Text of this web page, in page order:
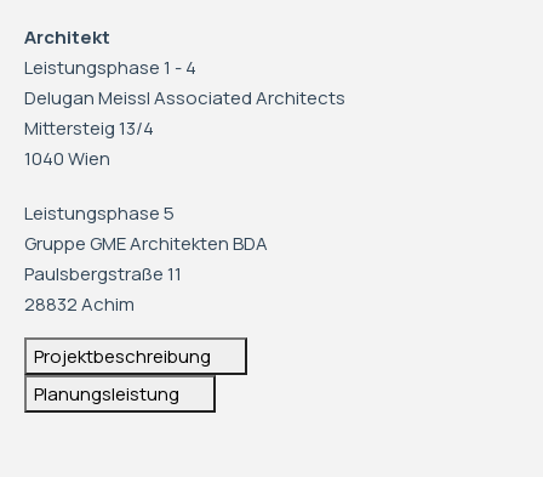
Architekt
Leistungsphase 1 - 4
Delugan Meissl Associated Architects
Mittersteig 13/4
1040 Wien
Leistungsphase 5
Gruppe GME Architekten BDA
Paulsbergstraße 11
28832 Achim
Projektbeschreibung
Planungsleistung